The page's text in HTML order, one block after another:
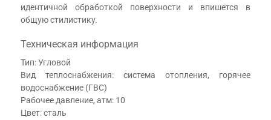
идентичной обработкой поверхности и впишется в
общую стилистику.
Техническая информация
Тип: Угловой
Вид теплоснабжения: система отопления, горячее
водоснабжение (ГВС)
Рабочее давление, атм: 10
Цвет: сталь